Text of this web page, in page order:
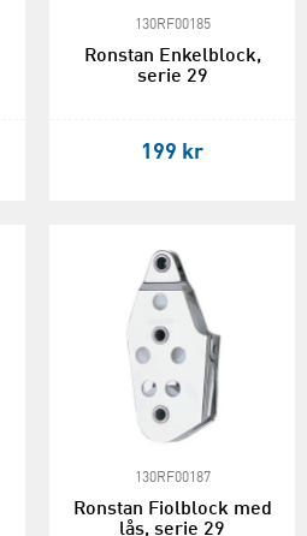
130RF00185
Ronstan Enkelblock,
serie 29
199 kr
130RF00187
Ronstan Fiolblock med
lås, serie 29